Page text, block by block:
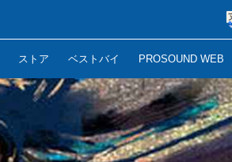
ストア ベストバイ PROSOUND WEB